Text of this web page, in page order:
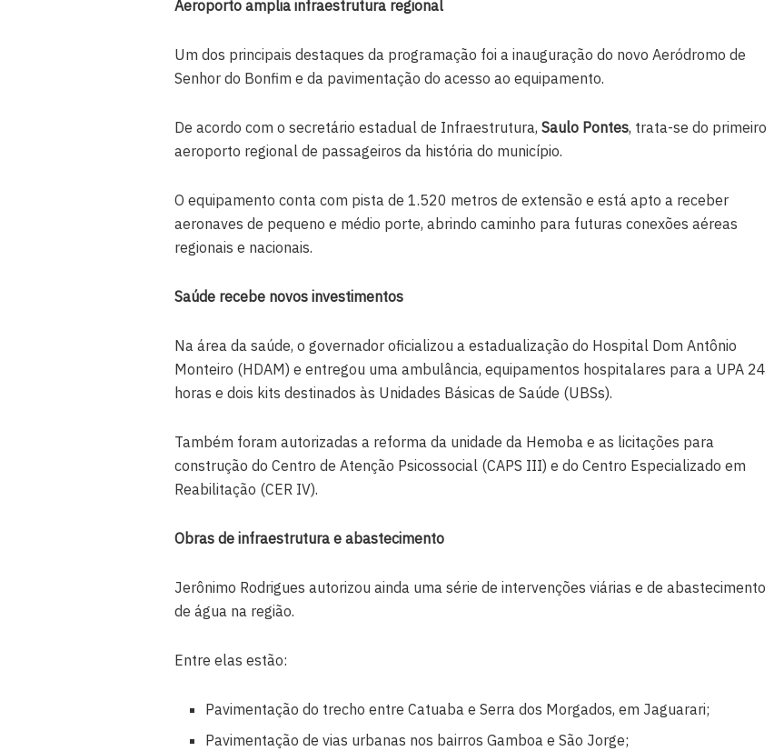
Aeroporto amplia infraestrutura regional
Um dos principais destaques da programação foi a inauguração do novo Aeródromo de
Senhor do Bonfim e da pavimentação do acesso ao equipamento.
De acordo com o secretário estadual de Infraestrutura, Saulo Pontes, trata-se do primeiro
aeroporto regional de passageiros da história do município.
O equipamento conta com pista de 1.520 metros de extensão e está apto a receber
aeronaves de pequeno e médio porte, abrindo caminho para futuras conexões aéreas
regionais e nacionais.
Saúde recebe novos investimentos
Na área da saúde, o governador oficializou a estadualização do Hospital Dom Antônio
Monteiro (HDAM) e entregou uma ambulância, equipamentos hospitalares para a UPA 24
horas e dois kits destinados às Unidades Básicas de Saúde (UBSs).
Também foram autorizadas a reforma da unidade da Hemoba e as licitações para
construção do Centro de Atenção Psicossocial (CAPS III) e do Centro Especializado em
Reabilitação (CER IV).
Obras de infraestrutura e abastecimento
Jerônimo Rodrigues autorizou ainda uma série de intervenções viárias e de abastecimento
de água na região.
Entre elas estão:
Pavimentação do trecho entre Catuaba e Serra dos Morgados, em Jaguarari;
Pavimentação de vias urbanas nos bairros Gamboa e São Jorge;